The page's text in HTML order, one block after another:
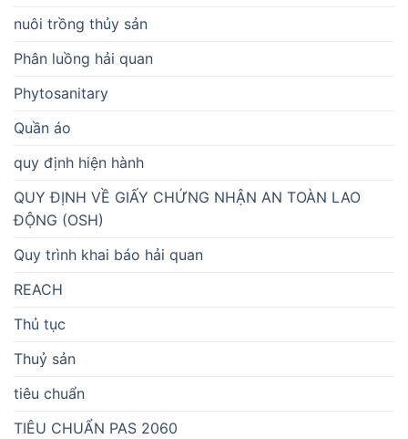
nuôi trồng thủy sản
Phân luồng hải quan
Phytosanitary
Quần áo
quy định hiện hành
QUY ĐỊNH VỀ GIẤY CHỨNG NHẬN AN TOÀN LAO
ĐỘNG (OSH)
Quy trình khai báo hải quan
REACH
Thủ tục
Thuỷ sản
tiêu chuẩn
TIÊU CHUẨN PAS 2060